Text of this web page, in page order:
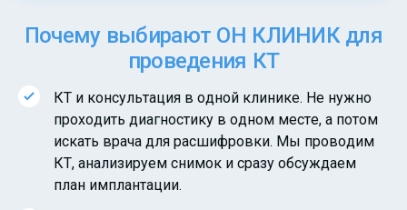
Почему выбирают ОН КЛИНИК для
проведения КТ
КТ и консультация в одной клинике. Не нужно
проходить диагностику в одном месте, а потом
искать врача для расшифровки. Мы проводим
КТ, анализируем снимок и сразу обсуждаем
план имплантации.